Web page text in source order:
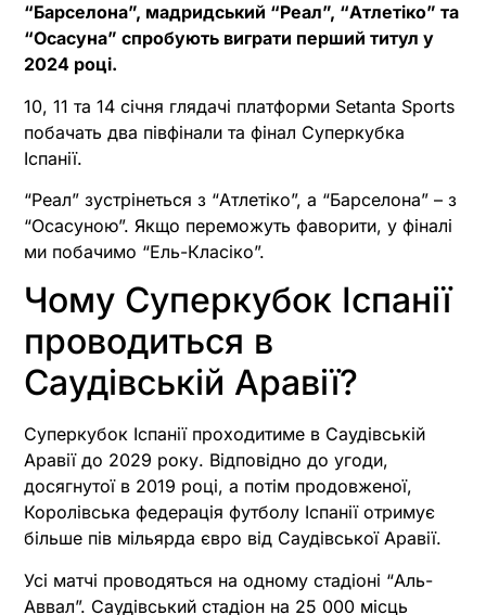
“Барселона”, мадридський “Реал”, “Атлетіко” та
“Осасуна” спробують виграти перший титул у
2024 році.
10, 11 та 14 січня глядачі платформи Setanta Sports
побачать два півфінали та фінал Суперкубка
Іспанії.
“Реал” зустрінеться з “Атлетіко”, а “Барселона” – з
“Осасуною”. Якщо переможуть фаворити, у фіналі
ми побачимо “Ель-Класіко”.
Чому Суперкубок Іспанії
проводиться в
Саудівській Аравії?
Суперкубок Іспанії проходитиме в Саудівській
Аравії до 2029 року. Відповідно до угоди,
досягнутої в 2019 році, а потім продовженої,
Королівська федерація футболу Іспанії отримує
більше пів мільярда євро від Саудівської Аравії.
Усі матчі проводяться на одному стадіоні “Аль-
Аввал”. Саудівський стадіон на 25 000 місць